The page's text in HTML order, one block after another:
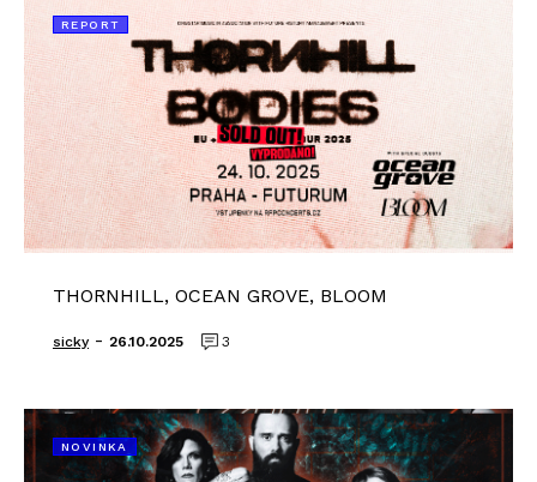
REPORT
THORNHILL, OCEAN GROVE, BLOOM
sicky - 26.10.2025 3
NOVINKA